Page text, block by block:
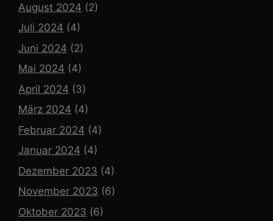
August 2024 (2)
Juli 2024 (4)
Juni 2024 (2)
Mai 2024 (4)
April 2024 (3)
März 2024 (4)
Februar 2024 (4)
Januar 2024 (4)
Dezember 2023 (4)
November 2023 (6)
Oktober 2023 (6)